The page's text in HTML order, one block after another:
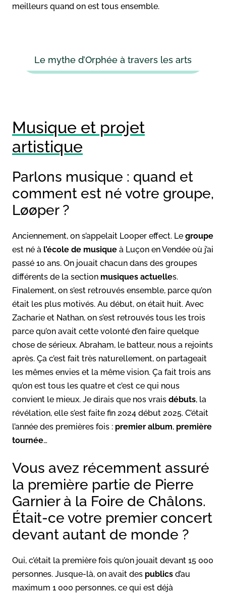
meilleurs quand on est tous ensemble.
Le mythe d’Orphée à travers les arts
Musique et projet
artistique
Parlons musique : quand et
comment est né votre groupe,
Løøper ?
Anciennement, on s’appelait Looper effect. Le groupe
est né à l’école de musique à Luçon en Vendée où j’ai
passé 10 ans. On jouait chacun dans des groupes
différents de la section musiques actuelles.
Finalement, on s’est retrouvés ensemble, parce qu’on
était les plus motivés. Au début, on était huit. Avec
Zacharie et Nathan, on s’est retrouvés tous les trois
parce qu’on avait cette volonté d’en faire quelque
chose de sérieux. Abraham, le batteur, nous a rejoints
après. Ça c’est fait très naturellement, on partageait
les mêmes envies et la même vision. Ça fait trois ans
qu’on est tous les quatre et c’est ce qui nous
convient le mieux. Je dirais que nos vrais débuts, la
révélation, elle s’est faite fin 2024 début 2025. C’était
l’année des premières fois : premier album, première
tournée…
Vous avez récemment assuré
la première partie de Pierre
Garnier à la Foire de Châlons.
Était-ce votre premier concert
devant autant de monde ?
Oui, c’était la première fois qu’on jouait devant 15 000
personnes. Jusque-là, on avait des publics d’au
maximum 1 000 personnes, ce qui est déjà